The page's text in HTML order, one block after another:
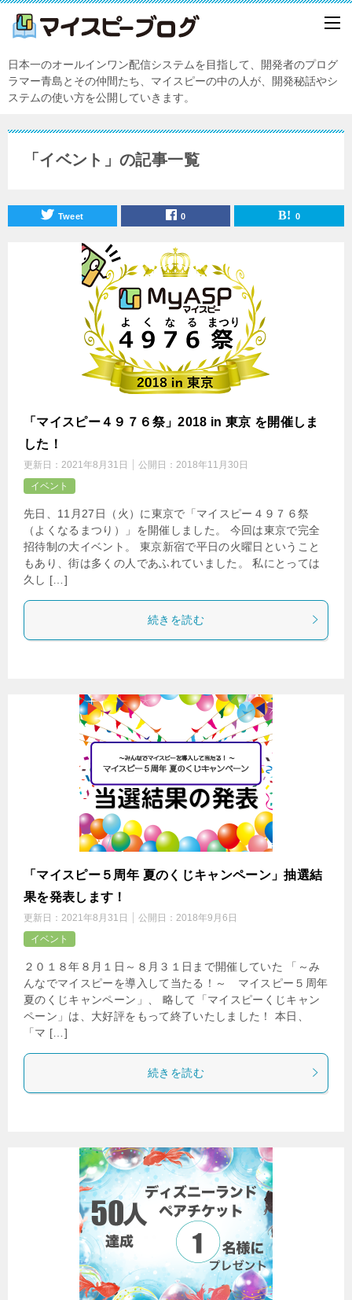
日本一のオールインワン配信システムを目指して、開発者のプログ
ラマー青島とその仲間たち、マイスピーの中の人が、開発秘話やシ
ステムの使い方を公開していきます。
「イベント」の記事一覧
Tweet 0 0
「マイスピー４９７６祭」2018 in 東京 を開催しま
した！
更新日： 2021年8月31日 公開日： 2018年11月30日
イベント
先日、11月27日（火）に東京で「マイスピー４９７６祭
（よくなるまつり）」を開催しました。 今回は東京で完全
招待制の大イベント。 東京新宿で平日の火曜日ということ
もあり、街は多くの人であふれていました。 私にとっては
久し […]
続きを読む
「マイスピー５周年 夏のくじキャンペーン」抽選結
果を発表します！
更新日： 2021年8月31日 公開日： 2018年9月6日
イベント
２０１８年８月１日～８月３１日まで開催していた 「～み
んなでマイスピーを導入して当たる！～ マイスピー５周年
夏のくじキャンペーン」、 略して「マイスピーくじキャン
ペーン」は、大好評をもって終了いたしました！ 本日、
「マ […]
続きを読む